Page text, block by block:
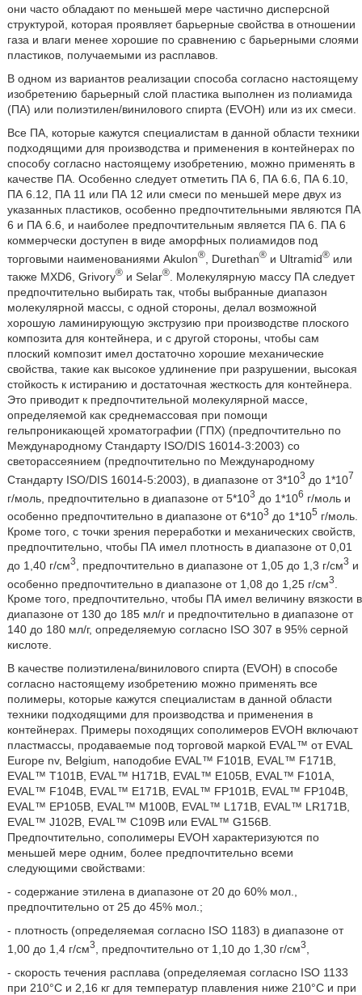
они часто обладают по меньшей мере частично дисперсной
структурой, которая проявляет барьерные свойства в отношении
газа и влаги менее хорошие по сравнению с барьерными слоями
пластиков, получаемыми из расплавов.
В одном из вариантов реализации способа согласно настоящему
изобретению барьерный слой пластика выполнен из полиамида
(ПА) или полиэтилен/винилового спирта (EVOH) или из их смеси.
Все ПА, которые кажутся специалистам в данной области техники
подходящими для производства и применения в контейнерах по
способу согласно настоящему изобретению, можно применять в
качестве ПА. Особенно следует отметить ПА 6, ПА 6.6, ПА 6.10,
ПА 6.12, ПА 11 или ПА 12 или смеси по меньшей мере двух из
указанных пластиков, особенно предпочтительными являются ПА
6 и ПА 6.6, и наиболее предпочтительным является ПА 6. ПА 6
коммерчески доступен в виде аморфных полиамидов под
торговыми наименованиями Akulon®, Durethan®и Ultramid®или
также MXD6, Grivory®и Selar®. Молекулярную массу ПА следует
предпочтительно выбирать так, чтобы выбранные диапазон
молекулярной массы, с одной стороны, делал возможной
хорошую ламинирующую экструзию при производстве плоского
композита для контейнера, и с другой стороны, чтобы сам
плоский композит имел достаточно хорошие механические
свойства, такие как высокое удлинение при разрушении, высокая
стойкость к истиранию и достаточная жесткость для контейнера.
Это приводит к предпочтительной молекулярной массе,
определяемой как среднемассовая при помощи
гельпроникающей хроматографии (ГПХ) (предпочтительно по
Международному Стандарту ISO/DIS 16014-3:2003) со
светорассеянием (предпочтительно по Международному
Стандарту ISO/DIS 16014-5:2003), в диапазоне от 3*103 до 1*107
г/моль, предпочтительно в диапазоне от 5*103 до 1*106 г/моль и
особенно предпочтительно в диапазоне от 6*103 до 1*105 г/моль.
Кроме того, с точки зрения переработки и механических свойств,
предпочтительно, чтобы ПА имел плотность в диапазоне от 0,01
до 1,40 г/см3 , предпочтительно в диапазоне от 1,05 до 1,3 г/см3 и
особенно предпочтительно в диапазоне от 1,08 до 1,25 г/см3
Кроме того, предпочтительно, чтобы ПА имел величину вязкости в
диапазоне от 130 до 185 мл/г и предпочтительно в диапазоне от
140 до 180 мл/г, определяемую согласно ISO 307 в 95% серной
кислоте.
В качестве полиэтилена/винилового спирта (EVOH) в способе
согласно настоящему изобретению можно применять все
полимеры, которые кажутся специалистам в данной области
техники подходящими для производства и применения в
контейнерах. Примеры походящих сополимеров EVOH включают
пластмассы, продаваемые под торговой маркой EVAL™ от EVAL
Europe nv, Belgium, наподобие EVAL™ F101B, EVAL™ F171B,
EVAL™ T101B, EVAL™ H171B, EVAL™ E105B, EVAL™ F101A,
EVAL™ F104B, EVAL™ E171B, EVAL™ FP101B, EVAL™ FP104B,
EVAL™ EP105B, EVAL™ M100B, EVAL™ L171B, EVAL™ LR171B,
EVAL™ J102B, EVAL™ C109B или EVAL™ G156B.
Предпочтительно, сополимеры EVOH характеризуются по
меньшей мере одним, более предпочтительно всеми
следующими свойствами:
- содержание этилена в диапазоне от 20 до 60% мол.,
предпочтительно от 25 до 45% мол.;
- плотность (определяемая согласно ISO 1183) в диапазоне от
1,00 до 1,4 г/см3 , предпочтительно от 1,10 до 1,30 г/см3
- скорость течения расплава (определяемая согласно ISO 1133
при 210°С и 2,16 кг для температур плавления ниже 210°С и при